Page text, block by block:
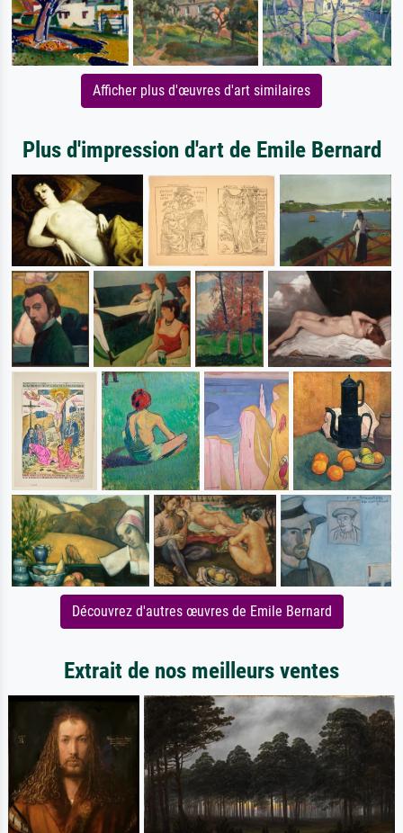
Afficher plus d'œuvres d'art similaires
Plus d'impression d'art de Emile Bernard
Découvrez d'autres œuvres de Emile Bernard
Extrait de nos meilleurs ventes